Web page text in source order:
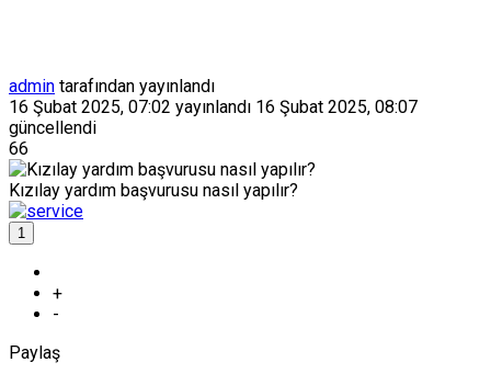
admin tarafından yayınlandı
16 Şubat 2025, 07:02 yayınlandı 16 Şubat 2025, 08:07
güncellendi
66
Kızılay yardım başvurusu nasıl yapılır?
1
+
-
Paylaş